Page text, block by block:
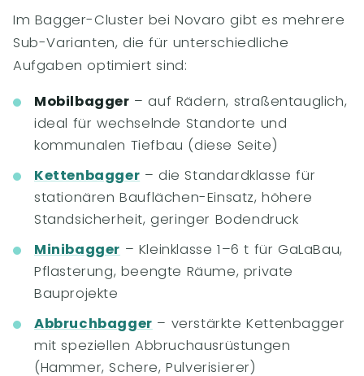
Im Bagger-Cluster bei Novaro gibt es mehrere
Sub-Varianten, die für unterschiedliche
Aufgaben optimiert sind:
Mobilbagger – auf Rädern, straßentauglich,
ideal für wechselnde Standorte und
kommunalen Tiefbau (diese Seite)
Kettenbagger – die Standardklasse für
stationären Bauflächen-Einsatz, höhere
Standsicherheit, geringer Bodendruck
Minibagger – Kleinklasse 1–6 t für GaLaBau,
Pflasterung, beengte Räume, private
Bauprojekte
Abbruchbagger – verstärkte Kettenbagger
mit speziellen Abbruchausrüstungen
(Hammer, Schere, Pulverisierer)